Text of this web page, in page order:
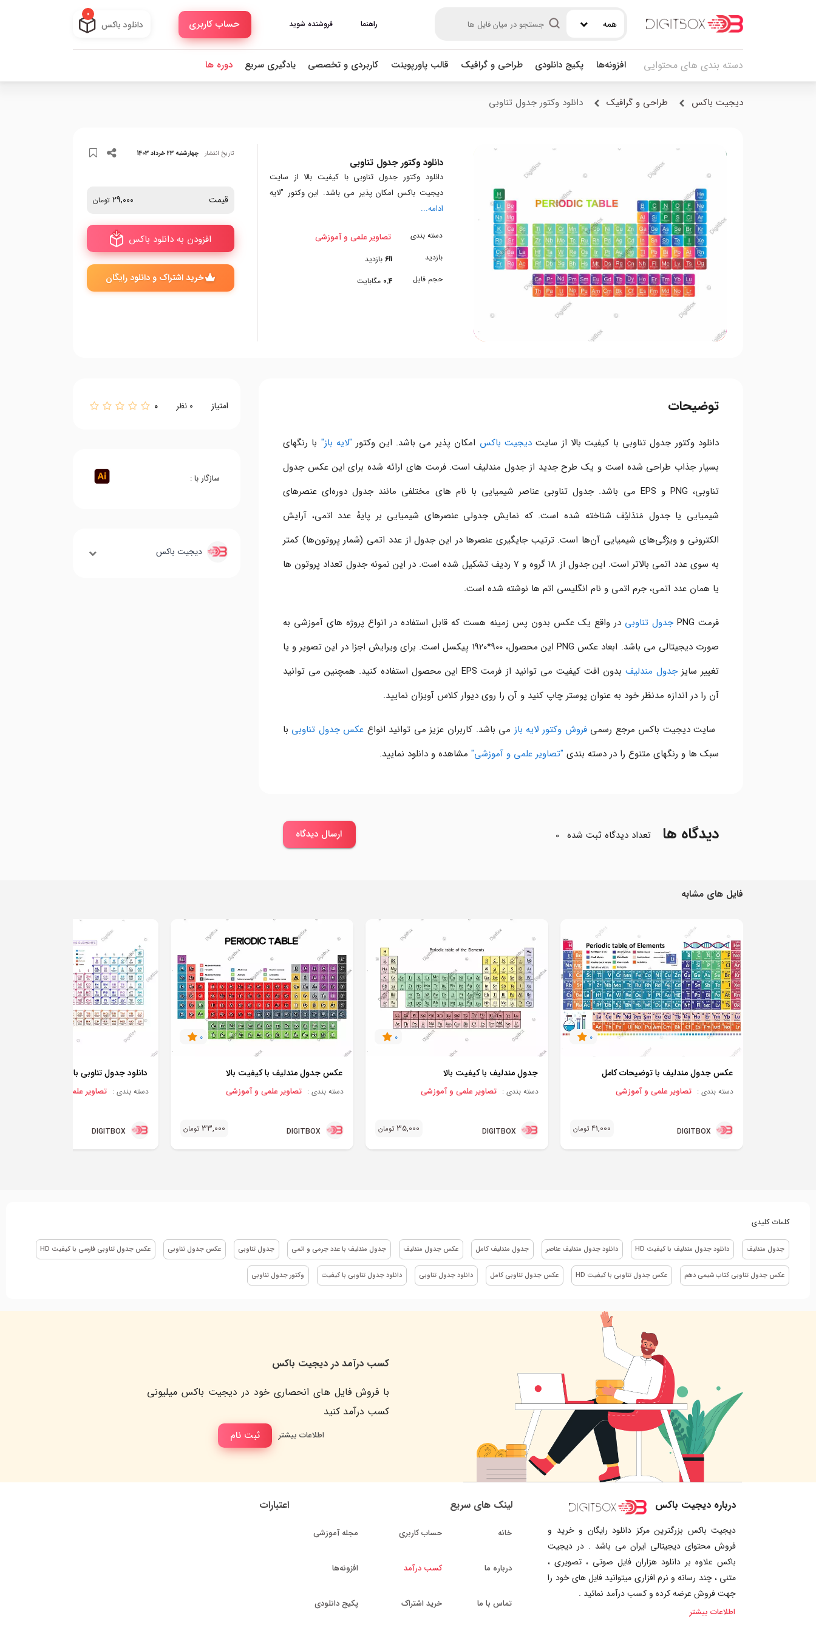
همه راهنما فروشنده شوید حساب کاربری دانلود باکس
0
دسته بندی های محتوایی افزونه‌ها پکیج دانلودی طراحی و گرافیک قالب پاورپوینت کاربردی و تخصصی یادگیری سریع دوره ها
دیجیت باکس طراحی و گرافیک دانلود وکتور جدول تناوبی
دانلود وکتور جدول تناوبی
دانلود وکتور جدول تناوبی با کیفیت بالا از سایت
دیجیت باکس امکان پذیر می باشد. این وکتور "لایه
ادامه...
دسته بندی
بازدید
حجم فایل
تصاویر علمی و آموزشی
611 بازدید
0.4 مگابایت
تاریخ انتشار چهارشنبه 23 خرداد 1403
قیمت 29,000 تومان
افزودن به دانلود باکس
خرید اشتراک و دانلود رایگان
توضیحات
دانلود وکتور جدول تناوبی با کیفیت بالا از سایتدیجیت باکس امکان پذیر می باشد. این وکتور "لایه باز" با رنگهای
بسیار جذاب طراحی شده است و یک طرح جدید از جدول مندلیف است. فرمت های ارائه شده برای این عکس جدول
تناوبی، PNG و EPS می باشد. جدول تناوبی عناصر شیمیایی با نام های مختلفی مانند جدول دوره‌ای عنصرهای
شیمیایی یا جدول مَندَلیُف شناخته شده است. که نمایش جدولی عنصرهای شیمیایی بر پایهٔ عدد اتمی، آرایش
الکترونی و ویژگی‌های شیمیایی آن‌ها است. ترتیب جایگیری عنصرها در این جدول از عدد اتمی (شمار پروتون‌ها) کمتر
به سوی عدد اتمی بالاتر است. این جدول از 18 گروه و 7 ردیف تشکیل شده است. در این نمونه جدول تعداد پروتون ها
یا همان عدد اتمی، جرم اتمی و نام انگلیسی اتم ها نوشته شده است.
فرمت PNG جدول تناوبی در واقع یک عکس بدون پس زمینه هست که قابل استفاده در انواع پروژه های آموزشی به
صورت دیجیتالی می باشد. ابعاد عکس PNG این محصول، 900*1920 پیکسل است. برای ویرایش اجزا در این تصویر و یا
تغییر سایزجدول مندلیف
بدون افت کیفیت می توانید از فرمت EPS این محصول استفاده کنید. همچنین می توانید
آن را در اندازه مدنظر خود به عنوان پوستر چاپ کنید و آن را روی دیوار کلاس آویزان نمایید.
سایت دیجیت باکس مرجع رسمیفروش وکتور لایه باز می باشد. کاربران عزیز می توانید انواع عکس جدول تناوبی با
سبک ها و رنگهای متنوع را در دسته بندی "تصاویر علمی و آموزشی" مشاهده و دانلود نمایید.
دیدگاه ها تعداد دیدگاه ثبت شده 0 ارسال دیدگاه
امتیاز 0 نظر 0
سازگار با :
دیجیت باکس
فایل های مشابه
0
عکس جدول مندلیف با توضیحات کامل
دسته بندی : تصاویر علمی و آموزشی
DIGITBOX
41,000 تومان
0
جدول مندلیف با کیفیت بالا
دسته بندی : تصاویر علمی و آموزشی
DIGITBOX
35,000 تومان
0
عکس جدول مندلیف با کیفیت بالا
دسته بندی : تصاویر علمی و آموزشی
DIGITBOX
33,000 تومان
دانلود جدول تناوبی با کیفیت
دسته بندی : تصاویر علمی و آموزشی
DIGITBOX
کلمات کلیدی
جدول مندلیف دانلود جدول مندلیف با کیفیت HD دانلود جدول مندلیف عناصر جدول مندلیف کامل عکس جدول مندلیف جدول مندلیف با عدد جرمی و اتمی جدول تناوبی عکس جدول تناوبی عکس جدول تناوبی فارسی با کیفیت HD
عکس جدول تناوبی کتاب شیمی دهم عکس جدول تناوبی با کیفیت HD عکس جدول تناوبی کامل دانلود جدول تناوبی دانلود جدول تناوبی با کیفیت وکتور جدول تناوبی
کسب درآمد در دیجیت باکس
با فروش فایل های انحصاری خود در دیجیت باکس میلیونی
کسب درآمد کنید
ثبت نام اطلاعات بیشتر
درباره دیجیت باکس
دیجیت باکس بزرگترین مرکز دانلود رایگان و خرید و
فروش محتوای دیجیتالی ایران می باشد . در دیجیت
باکس علاوه بر دانلود هزاران فایل صوتی ، تصویری ،
متنی ، چند رسانه و نرم افزاری میتوانید فایل های خود را
جهت فروش عرضه کرده و کسب درآمد نمائید .
اطلاعات بیشتر
لینک های سریع
خانه
درباره ما
تماس با ما
حساب کاربری
کسب درآمد
خرید اشتراک
مجله آموزشی
افزونه‌ها
پکیج دانلودی
اعتبارات